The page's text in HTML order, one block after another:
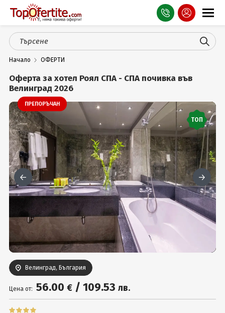
Оферти
СПА
Планина
Море
Чужбина
Празници
Турция
Гърция
Услуги
Вход
Начало ОФЕРТИ
Оферта за хотел Роял СПА - СПА почивка във
Велинград 2026
ПРЕПОРЪЧАН
ТОП
Велинград, България
Цена от: 56.00 € / 109.53 лв.